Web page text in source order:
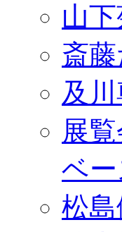
山
斎
及
展
ベー
松